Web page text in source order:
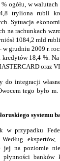
% ogółu, w
tryliona rubli
Sytuacja
na rachunkach
1084,2 mld
w grudniu 2009 r.
kredytów 18,4 %.
oraz
do integracji
tego było
systemu
w przypadku
Według
jej na poziomie
płynności